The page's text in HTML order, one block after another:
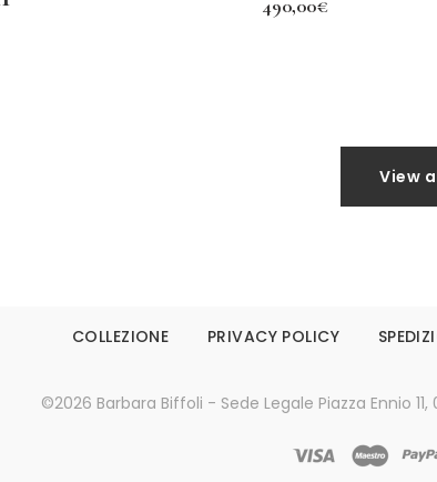
490,00€
View
COLLEZIONE PRIVACY POLICY
©2026 Barbara Biffoli - Sede Legale Piazza Ennio